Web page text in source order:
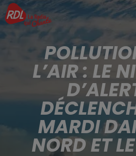
L’AIR : LE
MARDI
NORD ET